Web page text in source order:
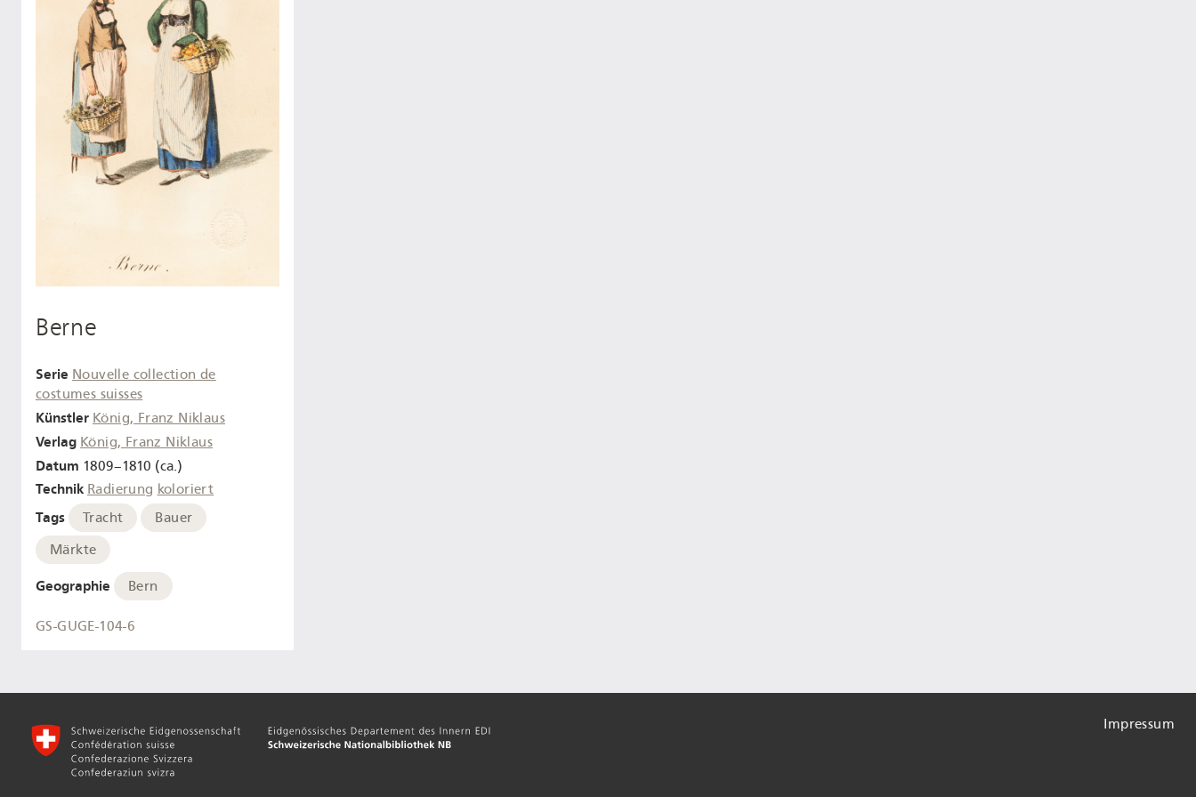
Berne
Serie Nouvelle collection de
costumes suisses
Künstler König, Franz Niklaus
Verlag König, Franz Niklaus
Datum 1809–1810 (ca.)
Technik Radierung koloriert
Tags Tracht
Bauer
Märkte
Geographie Bern
GS-GUGE-104-6
Impressum